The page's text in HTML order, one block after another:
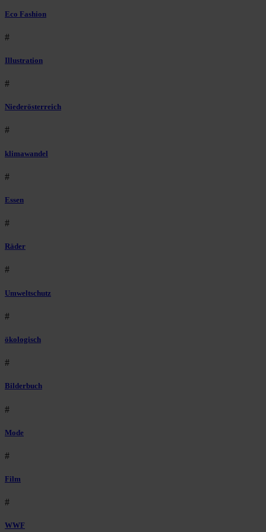
Eco Fashion
#
Illustration
#
Niederösterreich
#
klimawandel
#
Essen
#
Räder
#
Umweltschutz
#
ökologisch
#
Bilderbuch
#
Mode
#
Film
#
WWF